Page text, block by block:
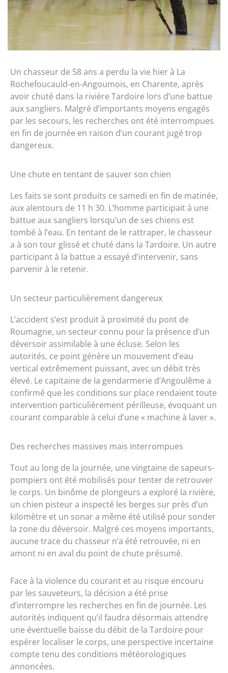
Un chasseur de 58 ans a perdu la vie hier à La
Rochefoucauld-en-Angoumois, en Charente, après
avoir chuté dans la rivière Tardoire lors d’une battue
aux sangliers. Malgré d’importants moyens engagés
par les secours, les recherches ont été interrompues
en fin de journée en raison d’un courant jugé trop
dangereux.
Une chute en tentant de sauver son chien
Les faits se sont produits ce samedi en fin de matinée,
aux alentours de 11 h 30. L’homme participait à une
battue aux sangliers lorsqu’un de ses chiens est
tombé à l’eau. En tentant de le rattraper, le chasseur
a à son tour glissé et chuté dans la Tardoire. Un autre
participant à la battue a essayé d’intervenir, sans
parvenir à le retenir.
Un secteur particulièrement dangereux
L’accident s’est produit à proximité du pont de
Roumagne, un secteur connu pour la présence d’un
déversoir assimilable à une écluse. Selon les
autorités, ce point génère un mouvement d’eau
vertical extrêmement puissant, avec un débit très
élevé. Le capitaine de la gendarmerie d’Angoulême a
confirmé que les conditions sur place rendaient toute
intervention particulièrement périlleuse, évoquant un
courant comparable à celui d’une « machine à laver ».
Des recherches massives mais interrompues
Tout au long de la journée, une vingtaine de sapeurs-
pompiers ont été mobilisés pour tenter de retrouver
le corps. Un binôme de plongeurs a exploré la rivière,
un chien pisteur a inspecté les berges sur près d’un
kilomètre et un sonar a même été utilisé pour sonder
la zone du déversoir. Malgré ces moyens importants,
aucune trace du chasseur n’a été retrouvée, ni en
amont ni en aval du point de chute présumé.
Face à la violence du courant et au risque encouru
par les sauveteurs, la décision a été prise
d’interrompre les recherches en fin de journée. Les
autorités indiquent qu’il faudra désormais attendre
une éventuelle baisse du débit de la Tardoire pour
espérer localiser le corps, une perspective incertaine
compte tenu des conditions météorologiques
annoncées.